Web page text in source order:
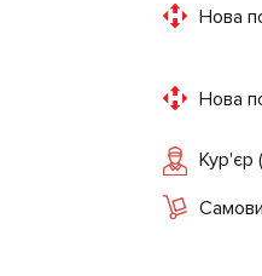
Нова
Нова
Кур'єр